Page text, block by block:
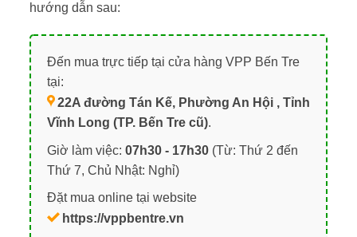
hướng dẫn sau:
Đến mua trực tiếp tại cửa hàng VPP Bến Tre
tại:
22A đường Tán Kế, Phường An Hội , Tỉnh
Vĩnh Long (TP. Bến Tre cũ).
Giờ làm việc: 07h30 - 17h30(Từ: Thứ 2 đến
Thứ 7, Chủ Nhật: Nghỉ)
Đặt mua online tại website
https://vppbentre.vn